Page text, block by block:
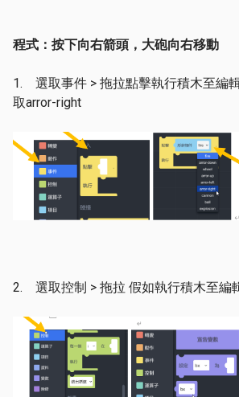
程式：按下向右箭頭，大砲向右移動
1. 選取事件 > 拖拉點擊執行積木至編
取arror-right
2. 選取控制 > 拖拉 假如執行積木至編